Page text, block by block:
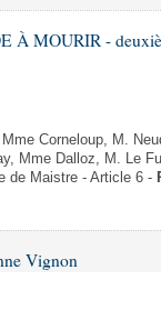
À MOURIR -
Corneloup, M.
Mme Dalloz, M. Le
de Maistre - Article 6 -
Vignon